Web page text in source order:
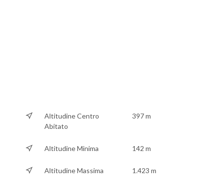
Altitudine Centro
Abitato
397 m
Altitudine Minima 142 m
Altitudine Massima 1.423 m